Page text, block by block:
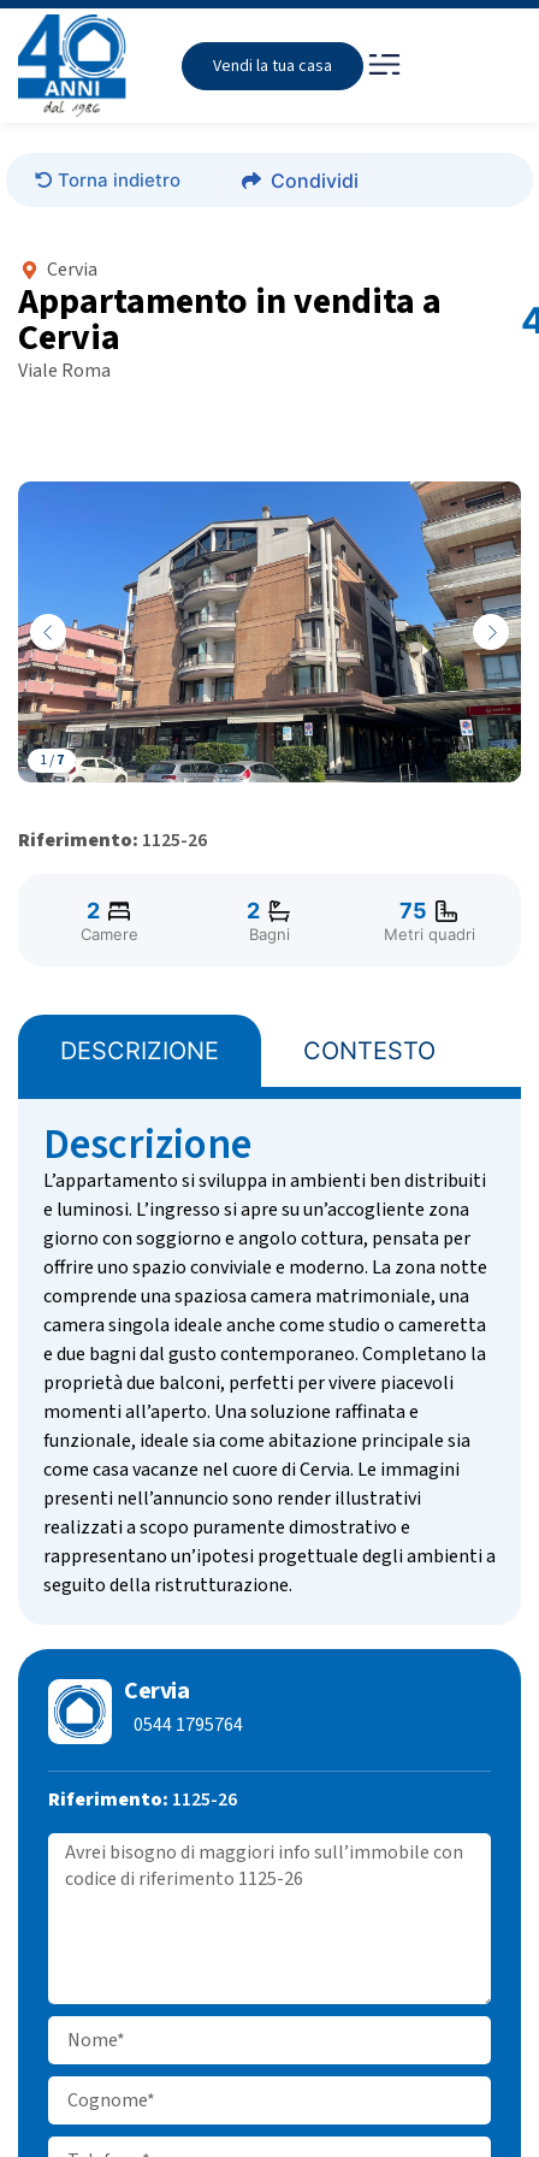
Vendi la tua casa
Torna indietro Condividi
Cervia
Appartamento in vendita a
Cervia
Viale Roma
1 /7
Riferimento: 1125-26
2
Camere
2
Bagni
75
Metri quadri
DESCRIZIONE CONTESTO
Descrizione
L’appartamento si sviluppa in ambienti ben distribuiti
e luminosi. L’ingresso si apre su un’accogliente zona
giorno con soggiorno e angolo cottura, pensata per
offrire uno spazio conviviale e moderno. La zona notte
comprende una spaziosa camera matrimoniale, una
camera singola ideale anche come studio o cameretta
e due bagni dal gusto contemporaneo. Completano la
proprietà due balconi, perfetti per vivere piacevoli
momenti all’aperto. Una soluzione raffinata e
funzionale, ideale sia come abitazione principale sia
come casa vacanze nel cuore di Cervia. Le immagini
presenti nell’annuncio sono render illustrativi
realizzati a scopo puramente dimostrativo e
rappresentano un’ipotesi progettuale degli ambienti a
seguito della ristrutturazione.
Cervia
0544 1795764
Riferimento: 1125-26